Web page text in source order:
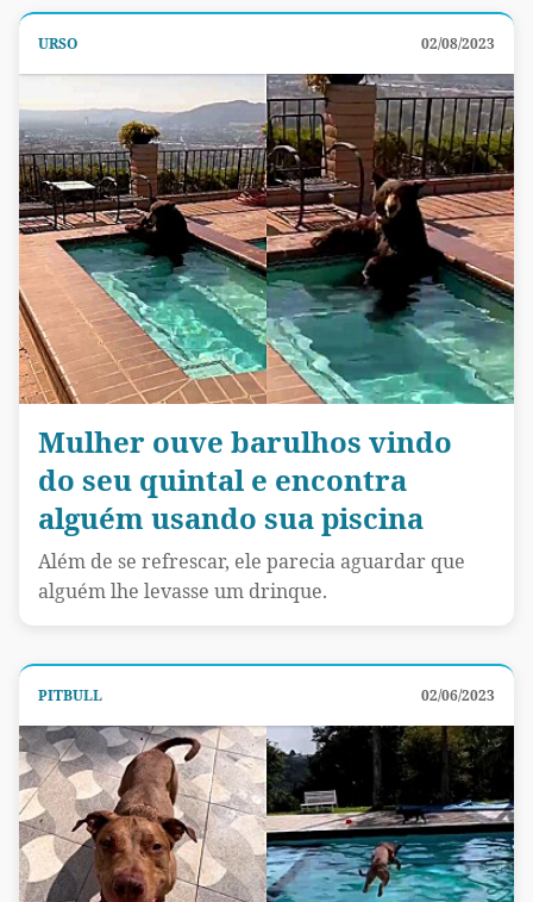
URSO 02/08/2023
Mulher ouve barulhos vindo
do seu quintal e encontra
alguém usando sua piscina
Além de se refrescar, ele parecia aguardar que
alguém lhe levasse um drinque.
PITBULL 02/06/2023